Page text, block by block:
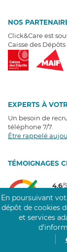
NOS
Click&Care est
Caisse des Dépôts
EXPERTS À
Un besoin de
téléphone 7/7
Être rappelé
TÉMOIGNAGES
4,6/5
COMMUNAUTÉ
En poursuivant
dépôt de cookies
et services